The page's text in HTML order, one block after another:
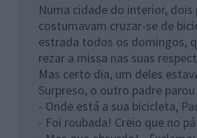
Numa cidade do interior, dois
costumavam cruzar-se de
estrada todos os domingos,
rezar a missa nas suas
Mas certo dia, um deles
Surpreso, o outro padre
- Onde está a sua bicicleta,
- Foi roubada! Creio que no